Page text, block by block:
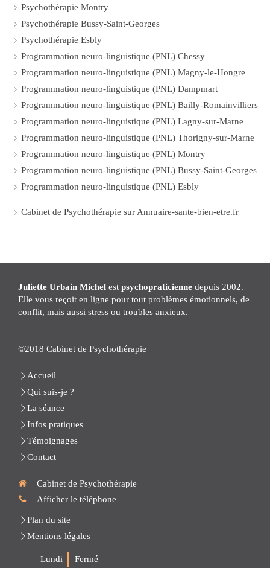
Psychothérapie Montry
Psychothérapie Bussy-Saint-Georges
Psychothérapie Esbly
Programmation neuro-linguistique (PNL) Chessy
Programmation neuro-linguistique (PNL) Magny-le-Hongre
Programmation neuro-linguistique (PNL) Dampmart
Programmation neuro-linguistique (PNL) Bailly-Romainvilliers
Programmation neuro-linguistique (PNL) Lagny-sur-Marne
Programmation neuro-linguistique (PNL) Thorigny-sur-Marne
Programmation neuro-linguistique (PNL) Montry
Programmation neuro-linguistique (PNL) Bussy-Saint-Georges
Programmation neuro-linguistique (PNL) Esbly
Cabinet de Psychothérapie sur Annuaire-sante-bien-etre.fr
Juliette Urbain Michel est psychopraticienne depuis 2002.
Elle vous reçoit en ligne pour tout problèmes émotionnels, de
conflit, mais aussi stress ou troubles anxieux.
©2018 Cabinet de Psychothérapie
Accueil
Qui suis-je ?
La séance
Infos pratiques
Témoignages
Contact
Cabinet de Psychothérapie
Afficher le téléphone
Plan du site
Mentions légales
Lundi Fermé